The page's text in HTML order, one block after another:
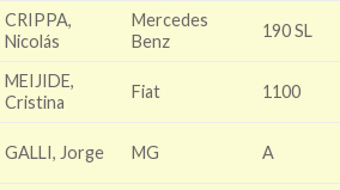
CRIPPA,
Nicolás
Mercedes
Benz
190 SL
MEIJIDE,
Cristina
Fiat 1100
GALLI, Jorge MG A